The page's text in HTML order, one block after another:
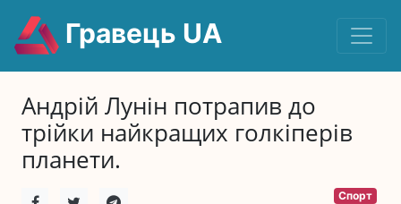
Гравець UA
Андрій Лунін потрапив до
трійки найкращих голкіперів
планети.
Спорт